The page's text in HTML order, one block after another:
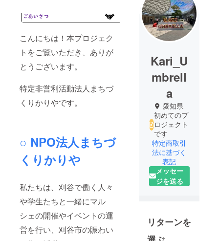
こんにちは！本プロジェク
トをご覧いただき、ありが
とうございます。
特定非営利活動法人まちづ
くりかりやです。
○ NPO法人まちづ
くりかりや
私たちは、刈谷で働く人々
や学生たちと一緒にマル
シェの開催やイベントの運
営を行い、刈谷市の賑わい
Kari_U
mbrell
a
愛知県
初めてのプ
ロジェクト
です
特定商取引
法に基づく
表記
メッセー
ジを送る
リターンを